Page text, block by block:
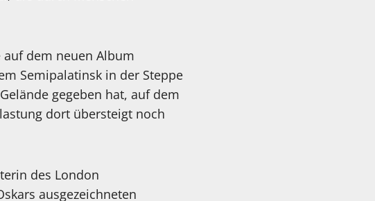
auf dem neuen Album
Semipalatinsk in der Steppe
gegeben hat, auf dem
dort übersteigt noch
des London
ausgezeichneten